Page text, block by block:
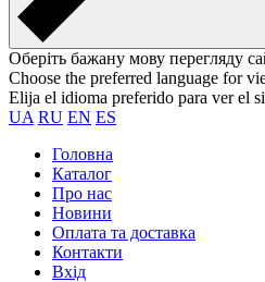
Оберіть бажану мову перегляду
Choose the preferred language for
Elija el idioma preferido para ver el
UA RU EN ES
Головна
Каталог
Про нас
Новини
Оплата та доставка
Контакти
Вхiд